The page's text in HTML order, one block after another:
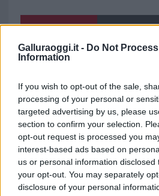
Galluraoggi.it - Do Not
Information
If you wish to opt-out of the sale,
processing of your personal or
targeted advertising by us, please
section to confirm your selection.
opt-out request is processed you
interest-based ads based on
us or personal information
your opt-out. You may separately
disclosure of your personal
o
k
p
p
l’inaugurazione
Andrea Mura conquista
partecipazione per il
Calangianus, allarme
minori, Albieri: